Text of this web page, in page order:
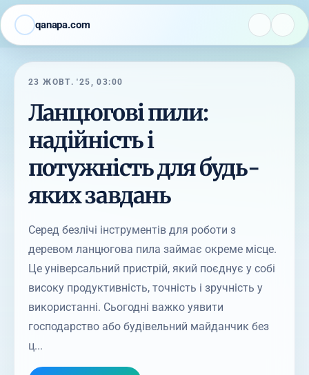
qanapa.com
23 ЖОВТ. '25, 03:00
Ланцюгові пили:
надійність і
потужність для будь-
яких завдань
Серед безлічі інструментів для роботи з
деревом ланцюгова пила займає окреме місце.
Це універсальний пристрій, який поєднує у собі
високу продуктивність, точність і зручність у
використанні. Сьогодні важко уявити
господарство або будівельний майданчик без
ц...